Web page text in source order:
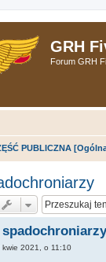
GRH
Forum GRH
PUBLICZNA
kwie 2021, o 11:10